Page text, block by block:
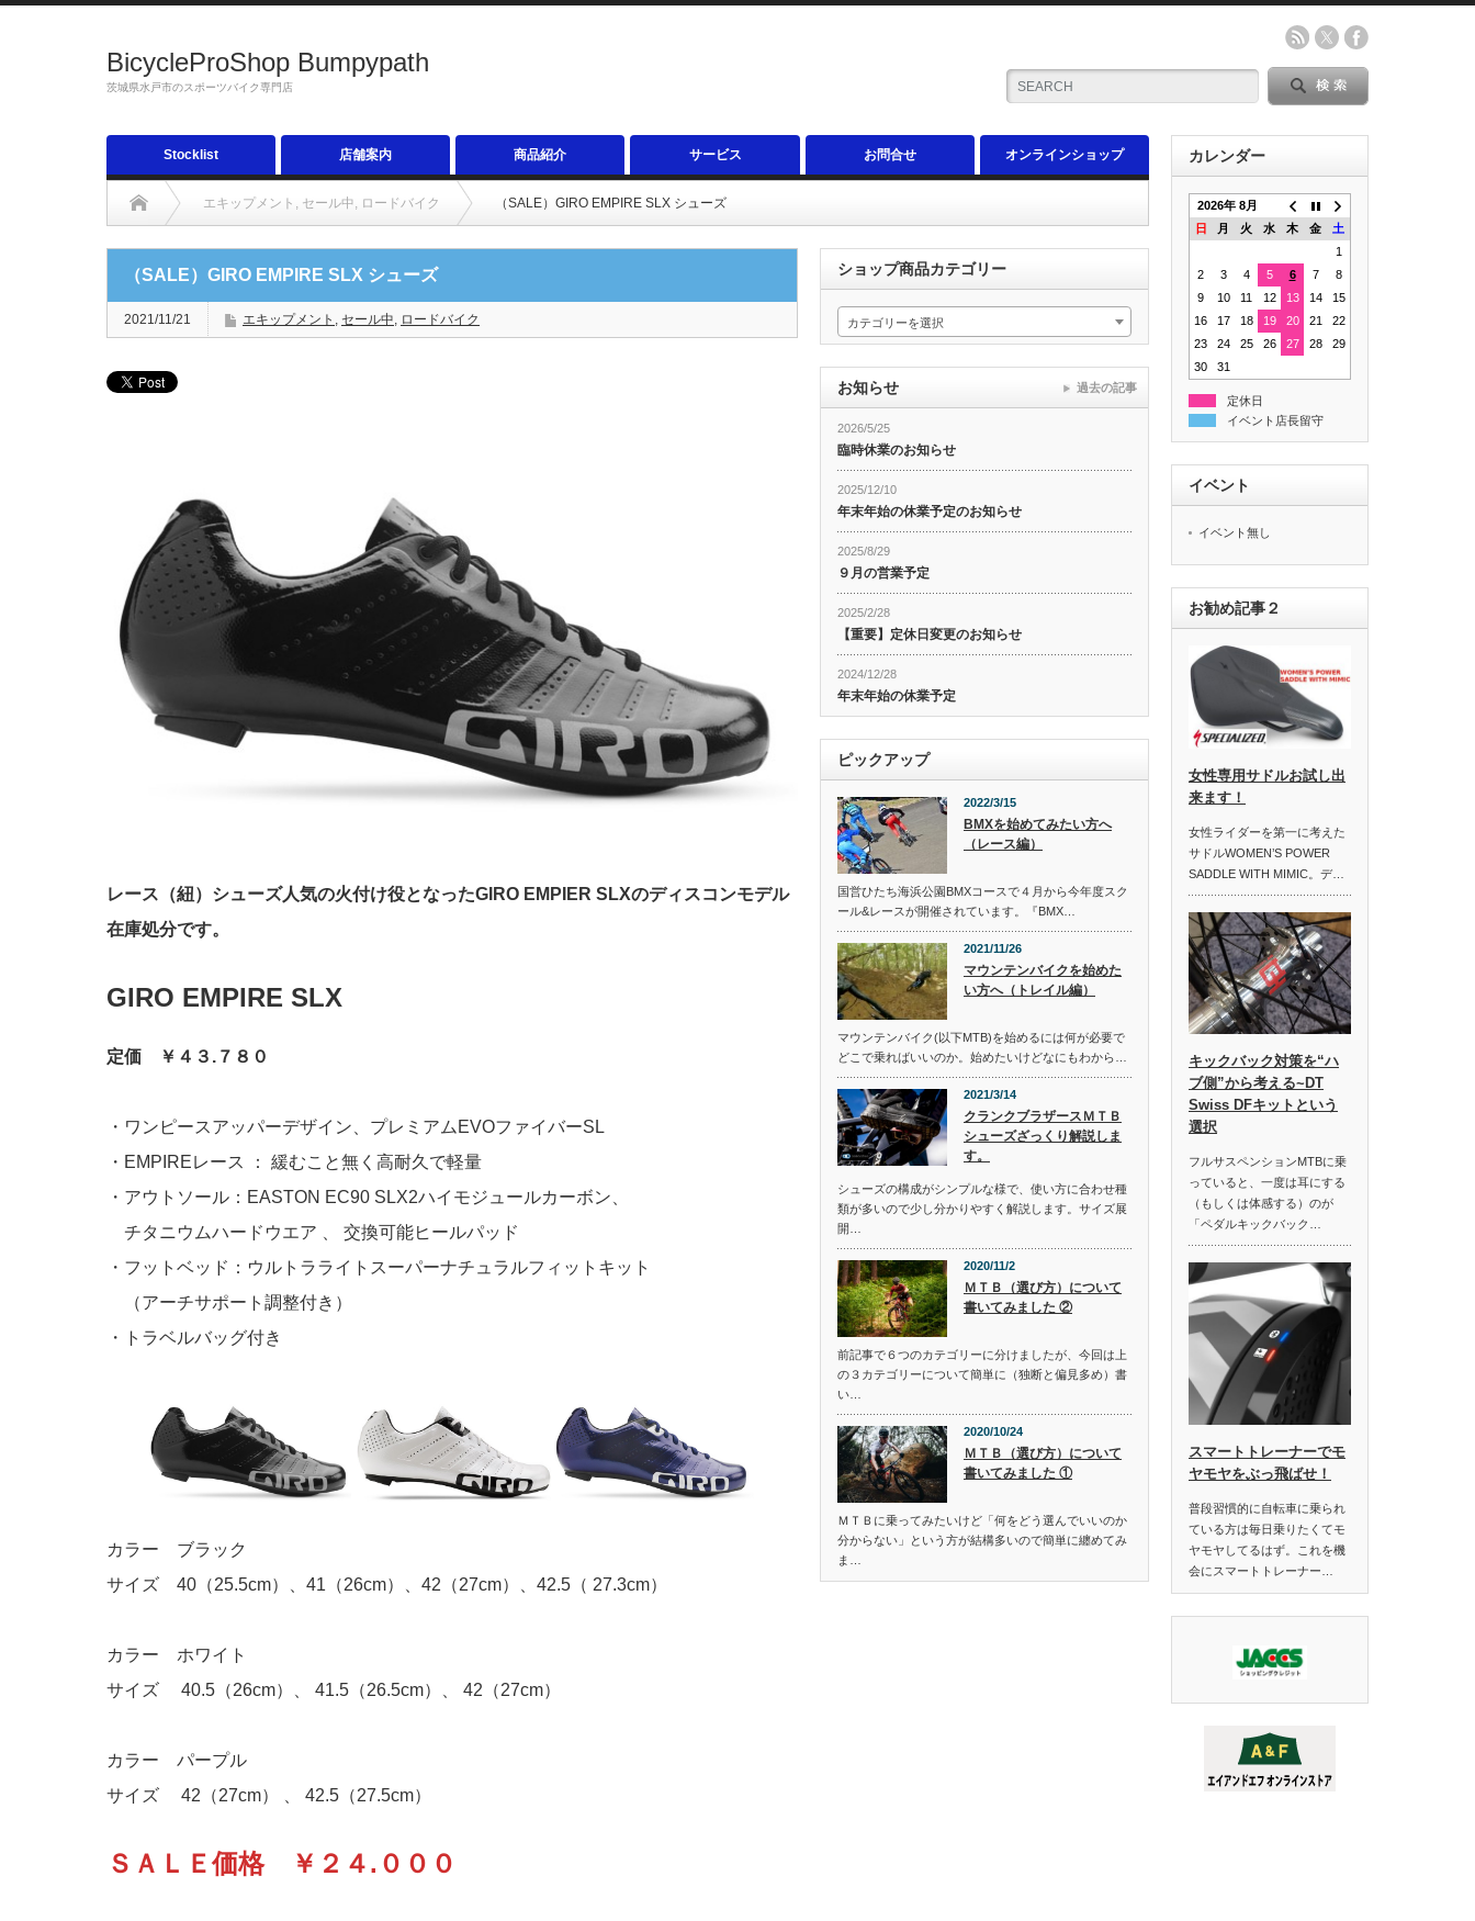
BicycleProShop Bumpypath
茨城県水戸市のスポーツバイク専門店
Stocklist 店舗案内 商品紹介 サービス お問合せ オンラインショップ
エキップメント , セール中, ロードバイク （SALE）GIRO EMPIRE SLX シューズ
（SALE）GIRO EMPIRE SLX シューズ
2021/11/21 エキップメント , セール中, ロードバイク
レース（紐）シューズ人気の火付け役となったGIRO EMPIER SLXのディスコンモデル
在庫処分です。
GIRO EMPIRE SLX
定価 ￥４３.７８０
・ワンピースアッパーデザイン、プレミアムEVOファイバーSL
・EMPIREレース ： 緩むこと無く高耐久で軽量
・アウトソール：EASTON EC90 SLX2ハイモジュールカーボン、
チタニウムハードウエア 、 交換可能ヒールパッド
・フットベッド：ウルトラライトスーパーナチュラルフィットキット
（アーチサポート調整付き）
・トラベルバッグ付き
カラー ブラック
サイズ 40（25.5cm）、41（26cm）、42（27cm）、42.5（ 27.3cm）
カラー ホワイト
サイズ 40.5（26cm）、 41.5（26.5cm）、 42（27cm）
カラー パープル
サイズ 42（27cm） 、 42.5（27.5cm）
ＳＡＬＥ価格 ￥２４.０００
ショップ商品カテゴリー
カテゴリーを選択
お知らせ
2026/5/25
臨時休業のお知らせ
2025/12/10
年末年始の休業予定のお知らせ
2025/8/29
９月の営業予定
2025/2/28
【重要】定休日変更のお知らせ
2024/12/28
年末年始の休業予定
過去の記事
ピックアップ
2022/3/15
BMXを始めてみたい方へ
（レース編）
国営ひたち海浜公園BMXコースで４月から今年度スク
ール&レースが開催されています。『BMX…
2021/11/26
マウンテンバイクを始めた
い方へ（トレイル編）
マウンテンバイク(以下MTB)を始めるには何が必要で
どこで乗ればいいのか。始めたいけどなにもわから…
2021/3/14
クランクブラザースＭＴＢ
シューズざっくり解説しま
す。
シューズの構成がシンプルな様で、使い方に合わせ種
類が多いので少し分かりやすく解説します。サイズ展
開…
2020/11/2
ＭＴＢ（選び方）について
書いてみました ②
前記事で６つのカテゴリーに分けましたが、今回は上
の３カテゴリーについて簡単に（独断と偏見多め）書
い…
2020/10/24
ＭＴＢ（選び方）について
書いてみました ①
ＭＴＢに乗ってみたいけど「何をどう選んでいいのか
分からない」という方が結構多いので簡単に纏めてみ
ま…
カレンダー
2026年 8月
日
月 火 水 木 金
土
1
2
3 4 5 6 7
8
9
10 11 12 13 14
15
16
17 18 19 20 21
22
23
24 25 26 27 28
29
30
31
定休日
イベント店長留守
イベント
イベント無し
お勧め記事２
女性専用サドルお試し出
来ます！
女性ライダーを第一に考えた
サドルWOMEN’S POWER
SADDLE WITH MIMIC。デ…
キックバック対策を“ハ
ブ側”から考える~DT
Swiss DFキットという
選択
フルサスペンションMTBに乗
っていると、一度は耳にする
（もしくは体感する）のが
「ペダルキックバック…
スマートトレーナーでモ
ヤモヤをぶっ飛ばせ！
普段習慣的に自転車に乗られ
ている方は毎日乗りたくてモ
ヤモヤしてるはず。これを機
会にスマートトレーナー…